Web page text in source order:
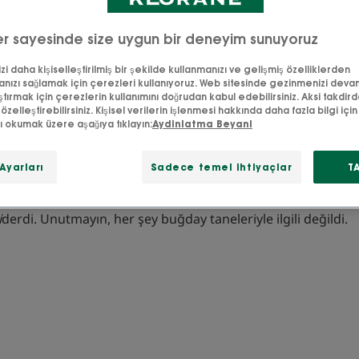
etrafımızda ve bizimle birlikte, ürünlerimizde ve
doğal içeriklerimizden bahsedelim.
sarı bir güzellik, yazın buğday tarlalarının güzel
olduğunu ve tohumlarının yadsınamaz erdemlerini
fermantasyonu sayesinde olağanüstü bir
muazzam bir nemlendirme etkisine sahip olan
kendi ağırlığının 1000 katından fazla suyu
ve cazibe kaynağı olan bu maddeye daha yakından
derdi. Unutmayın, her şey buğday taneleriyle ilgili değildi.
sayesinde size uygun bir deneyim sunuyoruz
daha kişiselleştirilmiş bir şekilde kullanmanızı ve gelişmiş özelliklerden
sağlamak için çerezleri kullanıyoruz. Web sitesinde gezinmenizi
için çerezlerin kullanımını doğrudan kabul edebilirsiniz. Aksi
özelleştirebilirsiniz. Kişisel verilerin işlenmesi hakkında daha fazla bilgi
okumak üzere aşağıya tıklayın:Aydinlatma Beyani
Sadece temel ihtiyaçlar